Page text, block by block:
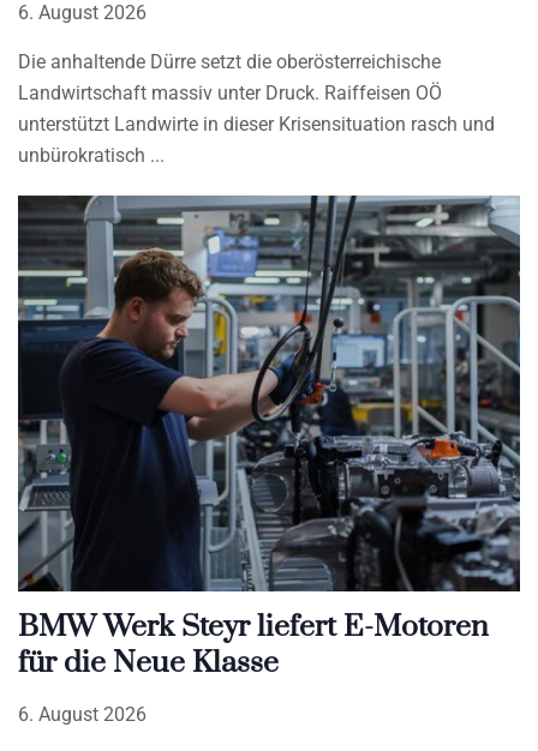
6. August 2026
Die anhaltende Dürre setzt die oberösterreichische
Landwirtschaft massiv unter Druck. Raiffeisen OÖ
unterstützt Landwirte in dieser Krisensituation rasch und
unbürokratisch
BMW Werk Steyr liefert E-Motoren
für die Neue Klasse
6. August 2026